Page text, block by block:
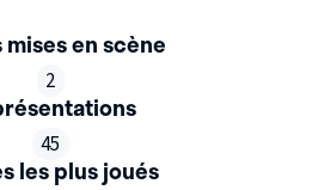
mises en scène
2
45
les plus joués